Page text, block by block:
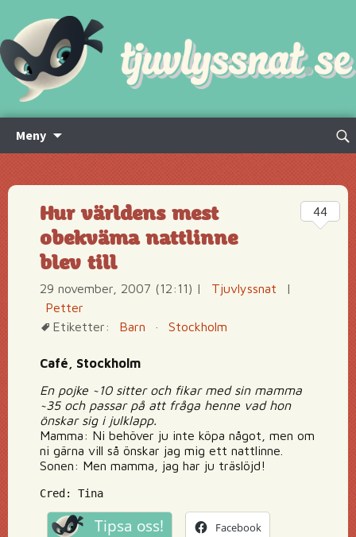
Meny
innehåll
Sök
Hur världens mest
obekväma nattlinne
blev till
29 november, 2007 (12:11) | Tjuvlyssnat
|
Petter
Etiketter:
Barn · Stockholm
Café, Stockholm
En pojke ~10 sitter och fikar med sin mamma
~35 och passar på att fråga henne vad hon
önskar sig i julklapp.
Mamma: Ni behöver ju inte köpa något, men om
ni gärna vill så önskar jag mig ett nattlinne.
Sonen: Men mamma, jag har ju träslöjd!
Cred: Tina
Tipsa oss! Facebook
44